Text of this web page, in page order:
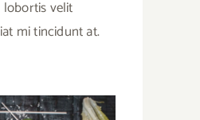
lobortis velit
mi tincidunt at.